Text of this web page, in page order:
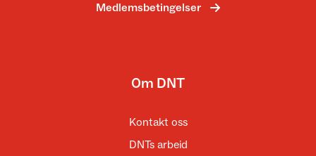
Medlemsbetingelser
Om DNT
Kontakt oss
DNTs arbeid